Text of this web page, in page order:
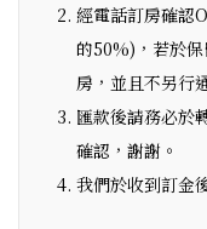
經電話訂房確認
的50%)，若於
房，並且不另行
匯款後請務必於
確認，謝謝。
我們於收到訂金